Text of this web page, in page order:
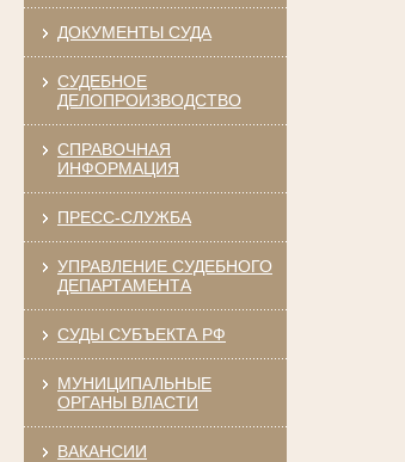
ДОКУМЕНТЫ СУДА
СУДЕБНОЕ
ДЕЛОПРОИЗВОДСТВО
СПРАВОЧНАЯ
ИНФОРМАЦИЯ
ПРЕСС-СЛУЖБА
УПРАВЛЕНИЕ СУДЕБНОГО
ДЕПАРТАМЕНТА
СУДЫ СУБЪЕКТА РФ
МУНИЦИПАЛЬНЫЕ
ОРГАНЫ ВЛАСТИ
ВАКАНСИИ